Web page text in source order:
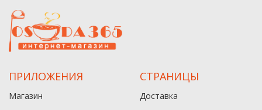
ПРИЛОЖЕНИЯ
Магазин
СТРАНИЦЫ
Доставка